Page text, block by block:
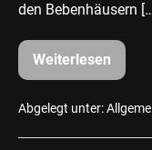
den Bebenhäusern
Weiterlesen
SK
Bebenhausen
verteidigt
Abgelegt unter: